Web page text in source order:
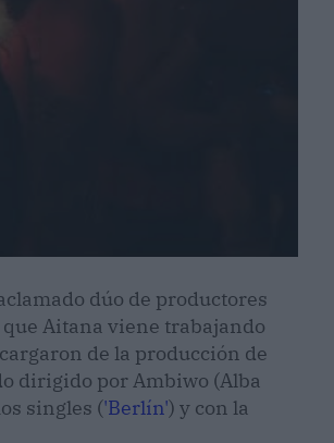
dúo de productores
Aitana viene trabajando
de la producción de
dirigido por Ambiwo (Alba
singles ('Berlín') y con la